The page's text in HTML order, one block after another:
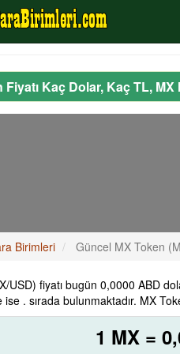
Fiyatı Kaç Dolar, Kaç TL,
Birimleri Güncel MX Token
USD) fiyatı bugün 0,0000 ABD
ise . sırada bulunmaktadır. MX
1 MX =